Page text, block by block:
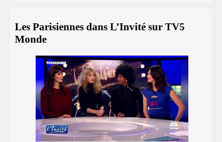
Les Parisiennes dans L’Invité sur TV5
Monde